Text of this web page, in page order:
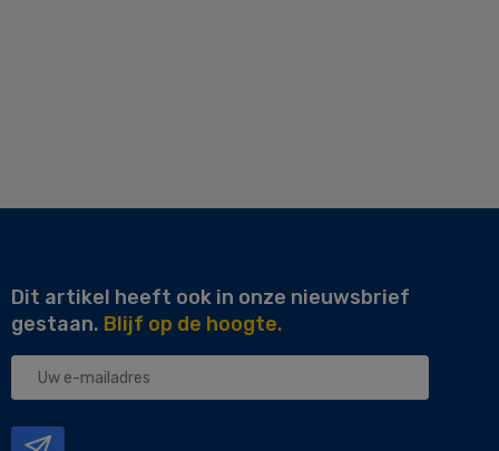
Dit artikel heeft ook in onze nieuwsbrief
gestaan. Blijf op de hoogte.
Uw